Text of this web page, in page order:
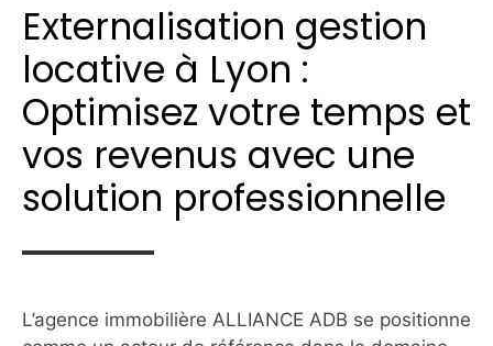
Externalisation gestion
locative à Lyon :
Optimisez votre temps et
vos revenus avec une
solution professionnelle
L’agence immobilière ALLIANCE ADB se positionne